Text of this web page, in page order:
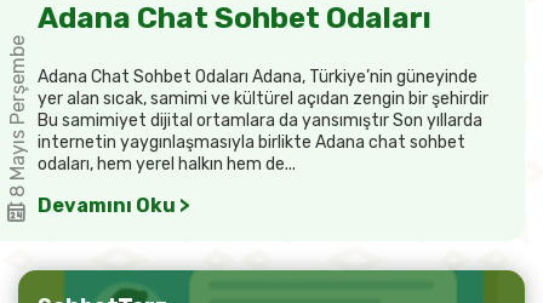
8 Mayıs Perşembe
Adana Chat Sohbet Odaları
Adana Chat Sohbet Odaları Adana, Türkiye’nin güneyinde
yer alan sıcak, samimi ve kültürel açıdan zengin bir şehirdir
Bu samimiyet dijital ortamlara da yansımıştır Son yıllarda
internetin yaygınlaşmasıyla birlikte Adana chat sohbet
odaları, hem yerel halkın hem de...
Devamını Oku >